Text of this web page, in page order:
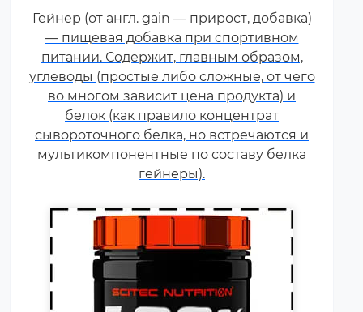
Гейнер (от англ. gain — прирост, добавка)
— пищевая добавка при спортивном
питании. Содержит, главным образом,
углеводы (простые либо сложные, от чего
во многом зависит цена продукта) и
белок (как правило концентрат
сывороточного белка, но встречаются и
мультикомпонентные по составу белка
гейнеры).
Креатин – спортивная добавка,
используемая в силовых видах
спорта, фитнесе, а также видах
спорта связанных с
динамической нагрузкой или
силовой выносливостью. Это
кислота, синтезируемая в
организме человека в
скелетных мышцах.